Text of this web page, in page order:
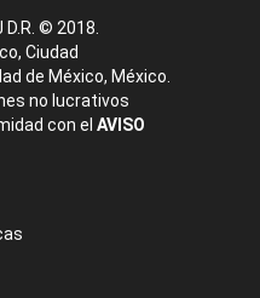
© 2018.
Ciudad
de México, México.
no lucrativos
con el AVISO